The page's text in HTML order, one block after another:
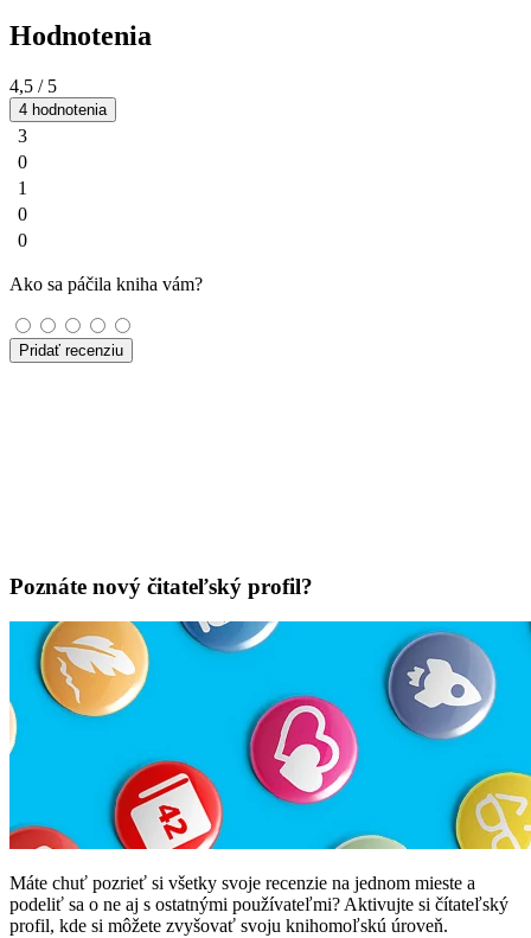
Hodnotenia
4,5 / 5
4 hodnotenia
3
0
1
0
0
Ako sa páčila kniha vám?
Pridať recenziu
Poznáte nový čitateľský profil?
Máte chuť pozrieť si všetky svoje recenzie na jednom mieste a
podeliť sa o ne aj s ostatnými používateľmi? Aktivujte si čítateľský
profil, kde si môžete zvyšovať svoju knihomoľskú úroveň.